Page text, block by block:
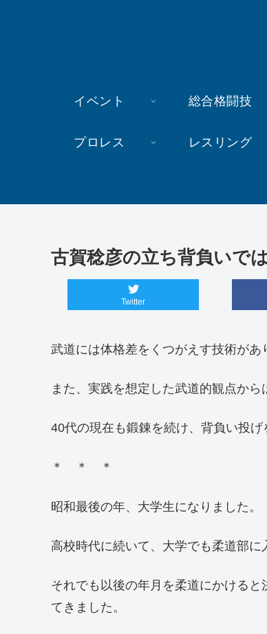
イベント 総合格闘技
プロレス レスリング
古賀稔彦の立ち背負いで
Twitter
武道には体格差をくつがえす技術があ
また、実践を想定した武道的観点か
40代の現在も鍛錬を続け、背負い投
＊ ＊ ＊
昭和最後の年、大学生になりました。
高校時代に続いて、大学でも柔道部に
それでも以後の年月を柔道にかける
てきました。